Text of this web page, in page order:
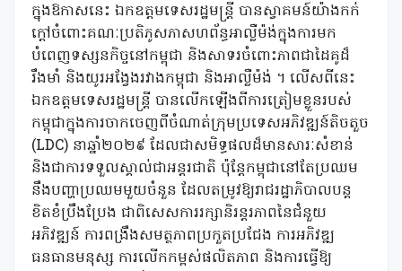
ក្នុងឱកាសនេះ ឯកឧត្តមទេសរដ្ឋមន្ត្រី បានស្វាគមន៍យ៉ាងកក់
ក្តៅចំពោះគណៈប្រតិភូសភាសហព័ន្ធអាល្លឺម៉ង់ក្នុងការមក
បំពេញទស្សនកិច្ចនៅកម្ពុជា និងសាទរចំពោះភាពជាដៃគូដ៏
រឹងមាំ និងយូរអង្វែងរវាងកម្ពុជា និងអាល្លឺម៉ង់ ។​ លើសពីនេះ
ឯកឧត្តមទេសរដ្ឋមន្ត្រី បានលើកឡើងពីការត្រៀមខ្លួនរបស់
កម្ពុជាក្នុងការចាកចេញពីចំណាត់ក្រុមប្រទេសអភិវឌ្ឍន៍តិចតួច
(LDC) នាឆ្នាំ២០២៩ ដែលជាសមិទ្ធផលដ៏មានសារៈសំខាន់
និងជាការទទួលស្គាល់ជាអន្តរជាតិ ប៉ុន្តែកម្ពុជានៅតែប្រឈម
នឹងបញ្ហាប្រឈមមួយចំនួន ដែលតម្រូវឱ្យរាជរដ្ឋាភិបាលបន្ត
ខិតខំប្រឹងប្រែង ជាពិសេសការរក្សានិរន្តរភាពនៃជំនួយ
អភិវឌ្ឍន៍ ការពង្រឹងសមត្ថភាពប្រកួតប្រជែង ការអភិវឌ្ឍ
ធនធានមនុស្ស ការលើកកម្ពស់ផលិតភាព និងការធ្វើឱ្យ